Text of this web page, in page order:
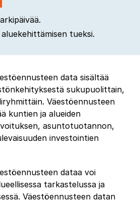
tueksi.
data sisältää
sukupuolittain,
Väestöennusteen
kuntien ja alueiden
asuntotuotannon,
investointien
dataa voi
tarkastelussa ja
Väestöennusteen datan